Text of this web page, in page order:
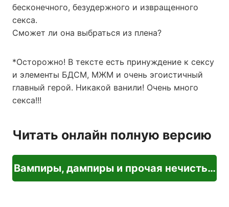
бесконечного, безудержного и извращенного
секса.
Сможет ли она выбраться из плена?
*Осторожно! В тексте есть принуждение к сексу
и элементы БДСМ, МЖМ и очень эгоистичный
главный герой. Никакой ванили! Очень много
секса!!!
Читать онлайн полную версию
Вампиры, дампиры и прочая нечисть…